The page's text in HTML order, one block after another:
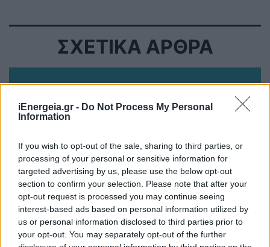
iEnergeia.gr - Do Not Process My Personal
Information
If you wish to opt-out of the sale, sharing to third parties, or
processing of your personal or sensitive information for
targeted advertising by us, please use the below opt-out
section to confirm your selection. Please note that after your
opt-out request is processed you may continue seeing
interest-based ads based on personal information utilized by
us or personal information disclosed to third parties prior to
your opt-out. You may separately opt-out of the further
ΣΧΕΤΙΚΑ ΑΡΘΡΑ
ΗΛΕΚΤΡΙΣΜΟΣ
ΗΡΩΝ: Διατηρεί σταθερά τα τιμολόγια
ρεύματος και τον Αύγουστο